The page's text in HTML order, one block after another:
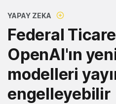
YAPAY ZEKA
Federal
OpenAI'ın
modelleri
engelleyebilir